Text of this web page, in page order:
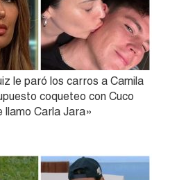
le paró los carros a Camila
coqueteo con Cuco
llamo Carla Jara»